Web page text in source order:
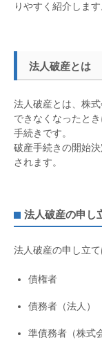
りやすく紹介します
法人破産とは
法人破産とは、株
できなくなったと
手続きです。
破産手続きの開始
されます。
法人破産の申し
法人破産の申し立
債権者
債務者（法人）
準債務者（株式